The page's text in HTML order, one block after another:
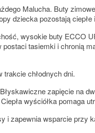
Malucha. Buty
dziecka pozostają ciepłe
wysokie buty ECCO
tasiemki i chronią
chłodnych dni.
zapięcie na
wyściółka pomaga
wsparcie przy